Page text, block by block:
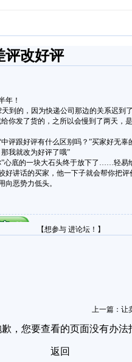
评改好评
年！
的，因为快递公司那边的关系迟到
发了货的，之所以会慢到了两天，
跟好评有什么区别吗？”买家好无
我就改为好评了哦”
底的一块大石头终于放下了……轻易
好讲话的买家，他一下子就会帮你把
恶势力低头。
【想参与 进论坛！】
上一篇： 让